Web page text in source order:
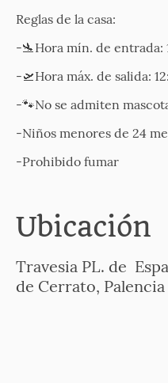
Reglas de la casa:
-🛬Hora mín. de entrada:
-🛫Hora máx. de salida:
-🐾No se admiten
-Niños menores de 24
-Prohibido fumar
Ubicación
Travesia PL. de
de Cerrato, Palencia